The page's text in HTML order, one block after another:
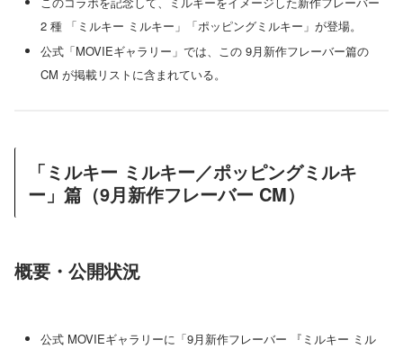
2 種 「ミルキー ミルキー」「ポッピングミルキー」が登場。
公式「MOVIEギャラリー」では、この 9月新作フレーバー篇の
CM が掲載リストに含まれている。
「ミルキー ミルキー／ポッピングミルキ
ー」篇（9月新作フレーバー CM）
概要・公開状況
公式 MOVIEギャラリーに「9月新作フレーバー 『ミルキー ミル